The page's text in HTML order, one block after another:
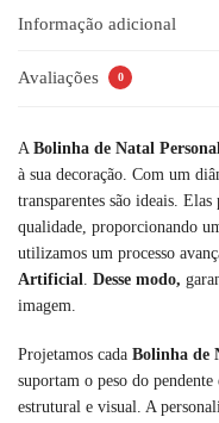
Informação adicional
Avaliações 0
A Bolinha de Natal
à sua decoração. Com um
transparentes são ideais.
qualidade, proporcionando
utilizamos um processo
Artificial Desse modo,
imagem.
Projetamos cada Bolinha de
suportam o peso do
estrutural e visual. A